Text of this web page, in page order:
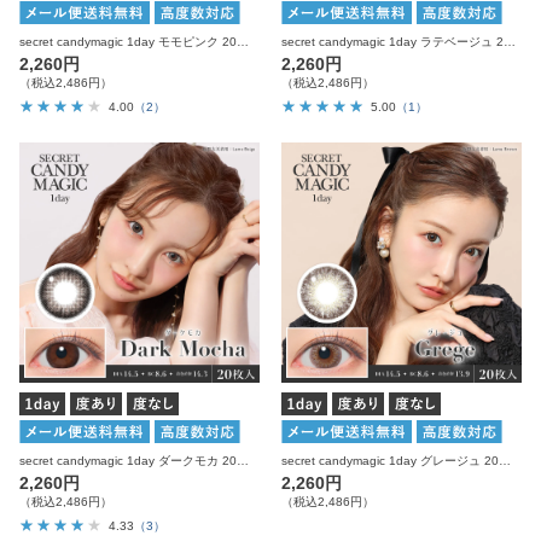
2,260円
（税込2,486円）
4.00 （2）
2,260円
（税込2,486円）
5.00 （1）
2,260円
（税込2,486円）
4.33 （3）
2,260円
（税込2,486円）